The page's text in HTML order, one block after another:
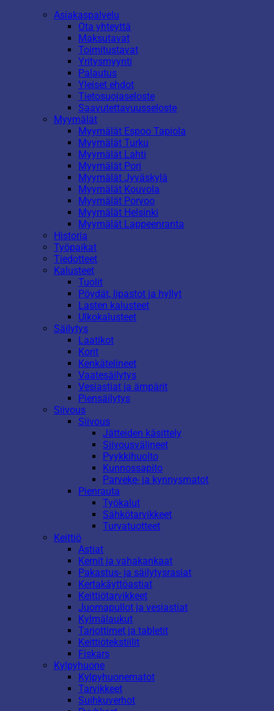
Asiakaspalvelu
Ota yhteyttä
Maksutavat
Toimitustavat
Yritysmyynti
Palautus
Yleiset ehdot
Tietosuojaseloste
Saavutettavuusseloste
Myymälät
Myymälät Espoo Tapiola
Myymälät Turku
Myymälät Lahti
Myymälät Pori
Myymälät Jyväskylä
Myymälät Kouvola
Myymälät Porvoo
Myymälät Helsinki
Myymälät Lappeenranta
Historia
Työpaikat
Tiedotteet
Kalusteet
Tuolit
Pöydät, lipastot ja hyllyt
Lasten kalusteet
Ulkokalusteet
Säilytys
Laatikot
Korit
Kenkätelineet
Vaatesäilytys
Vesiastiat ja ämpärit
Piensäilytys
Siivous
Siivous
Jätteiden käsittely
Siivousvälineet
Pyykkihuolto
Kunnossapito
Parveke- ja kynnysmatot
Pienrauta
Työkalut
Sähkötarvikkeet
Turvatuotteet
Keittiö
Astiat
Kernit ja vahakankaat
Pakastus- ja säilytysrasiat
Kertakäyttöastiat
Keittiötarvikkeet
Juomapullot ja vesiastiat
Kylmälaukut
Tarjottimet ja tabletit
Keittiötekstiilit
Fiskars
Kylpyhuone
Kylpyhuonematot
Tarvikkeet
Suihkuverhot